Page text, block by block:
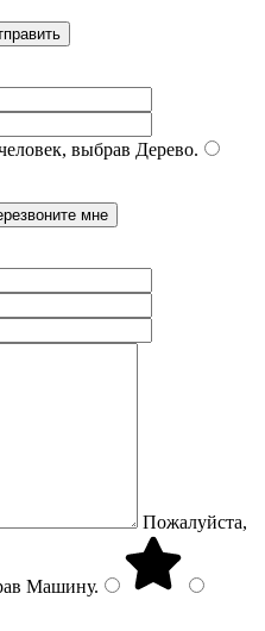
выбрав Дерево.
Пожалуйста,
Машину.